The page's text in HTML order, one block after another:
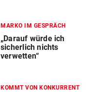
MARKO IM GESPRÄCH
„Darauf würde ich
sicherlich nichts
verwetten“
KOMMT VON KONKURRENT